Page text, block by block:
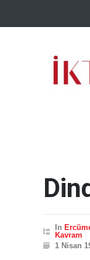
In
Kavram
1 Nisan